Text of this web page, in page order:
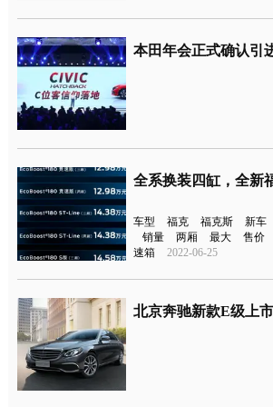
车型 福克 福克斯 新车
销量
两厢 最大 售价
速箱
2022-06-25